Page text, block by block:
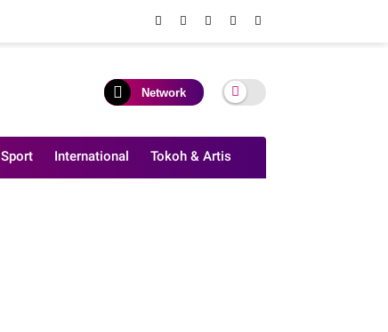
Network
Sport International Tokoh & Artis